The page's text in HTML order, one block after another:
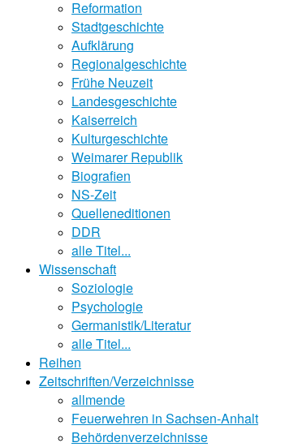
Reformation
Stadtgeschichte
Aufklärung
Regionalgeschichte
Frühe Neuzeit
Landesgeschichte
Kaiserreich
Kulturgeschichte
Weimarer Republik
Biografien
NS-Zeit
Quelleneditionen
DDR
alle Titel...
Wissenschaft
Soziologie
Psychologie
Germanistik/Literatur
alle Titel...
Reihen
Zeitschriften/Verzeichnisse
allmende
Feuerwehren in Sachsen-Anhalt
Behördenverzeichnisse